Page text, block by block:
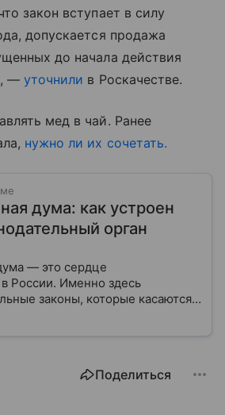
закон вступает в силу
допускается продажа
до начала действия
— уточнили в Роскачестве.
мед в чай. Ранее
нужно ли их сочетать.
дума: как устроен
орган
— это сердце
в России. Именно здесь
законы, которые касаются
от образования и
Поделиться